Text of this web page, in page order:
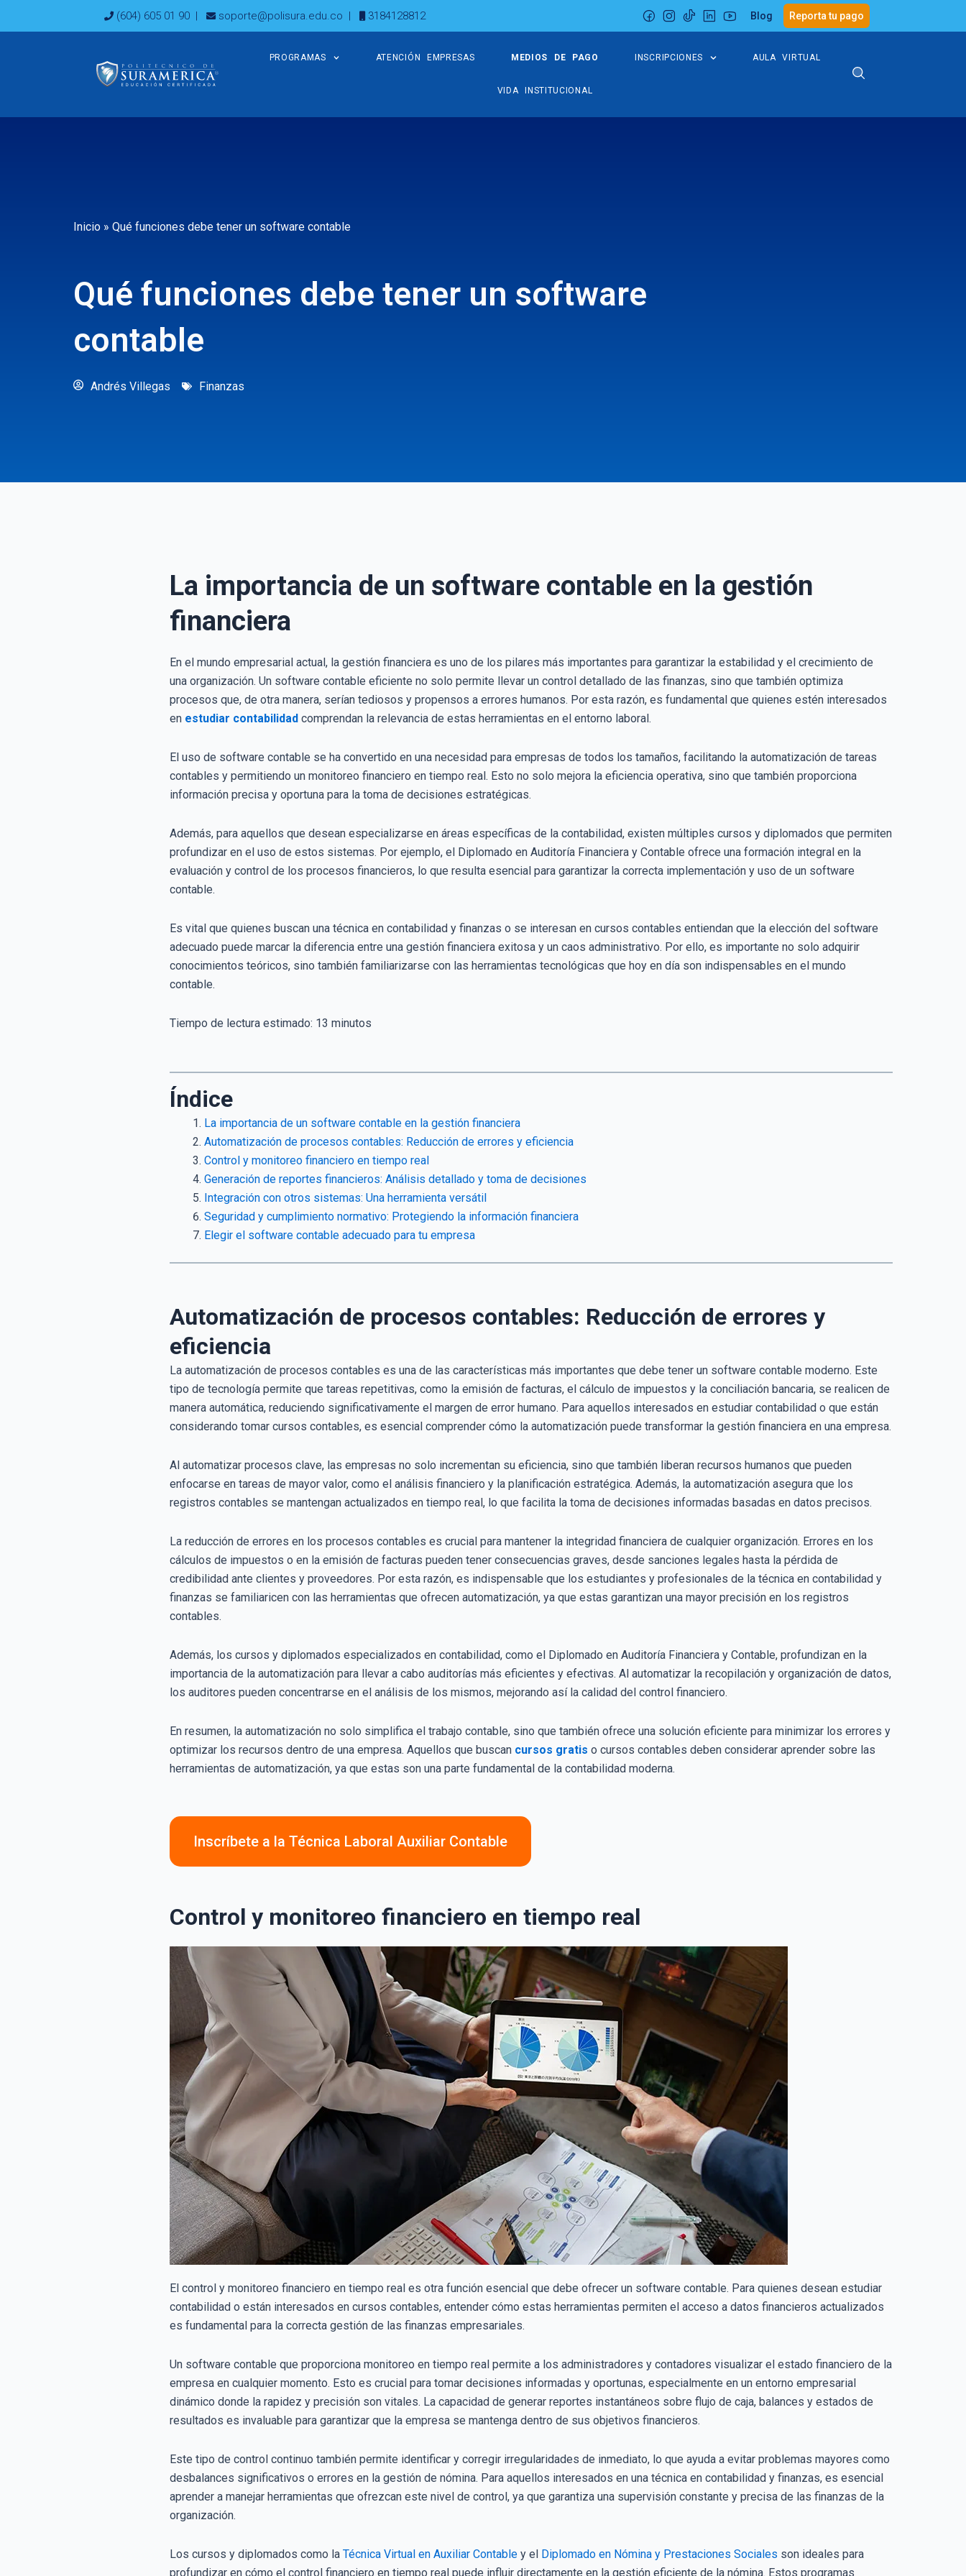
(604) 605 01 90 | soporte@polisura.edu.co | 3184128812 Blog Reporta tu pago
PROGRAMAS ATENCIÓN EMPRESAS MEDIOS DE PAGO INSCRIPCIONES AULA VIRTUAL
VIDA INSTITUCIONAL
Inicio » Qué funciones debe tener un software contable
Qué funciones debe tener un software
contable
Andrés Villegas Finanzas
La importancia de un software contable en la gestión
financiera
En el mundo empresarial actual, la gestión financiera es uno de los pilares más importantes para garantizar la estabilidad y el crecimiento de
una organización. Un software contable eficiente no solo permite llevar un control detallado de las finanzas, sino que también optimiza
procesos que, de otra manera, serían tediosos y propensos a errores humanos. Por esta razón, es fundamental que quienes estén interesados
en estudiar contabilidad comprendan la relevancia de estas herramientas en el entorno laboral.
El uso de software contable se ha convertido en una necesidad para empresas de todos los tamaños, facilitando la automatización de tareas
contables y permitiendo un monitoreo financiero en tiempo real. Esto no solo mejora la eficiencia operativa, sino que también proporciona
información precisa y oportuna para la toma de decisiones estratégicas.
Además, para aquellos que desean especializarse en áreas específicas de la contabilidad, existen múltiples cursos y diplomados que permiten
profundizar en el uso de estos sistemas. Por ejemplo, el Diplomado en Auditoría Financiera y Contable ofrece una formación integral en la
evaluación y control de los procesos financieros, lo que resulta esencial para garantizar la correcta implementación y uso de un software
contable.
Es vital que quienes buscan una técnica en contabilidad y finanzas o se interesan en cursos contables entiendan que la elección del software
adecuado puede marcar la diferencia entre una gestión financiera exitosa y un caos administrativo. Por ello, es importante no solo adquirir
conocimientos teóricos, sino también familiarizarse con las herramientas tecnológicas que hoy en día son indispensables en el mundo
contable.
Tiempo de lectura estimado: 13 minutos
Índice
La importancia de un software contable en la gestión financiera
Automatización de procesos contables: Reducción de errores y eficiencia
Control y monitoreo financiero en tiempo real
Generación de reportes financieros: Análisis detallado y toma de decisiones
Integración con otros sistemas: Una herramienta versátil
Seguridad y cumplimiento normativo: Protegiendo la información financiera
Elegir el software contable adecuado para tu empresa
Automatización de procesos contables: Reducción de errores y
eficiencia
La automatización de procesos contables es una de las características más importantes que debe tener un software contable moderno. Este
tipo de tecnología permite que tareas repetitivas, como la emisión de facturas, el cálculo de impuestos y la conciliación bancaria, se realicen de
manera automática, reduciendo significativamente el margen de error humano. Para aquellos interesados en estudiar contabilidad o que están
considerando tomar cursos contables, es esencial comprender cómo la automatización puede transformar la gestión financiera en una empresa.
Al automatizar procesos clave, las empresas no solo incrementan su eficiencia, sino que también liberan recursos humanos que pueden
enfocarse en tareas de mayor valor, como el análisis financiero y la planificación estratégica. Además, la automatización asegura que los
registros contables se mantengan actualizados en tiempo real, lo que facilita la toma de decisiones informadas basadas en datos precisos.
La reducción de errores en los procesos contables es crucial para mantener la integridad financiera de cualquier organización. Errores en los
cálculos de impuestos o en la emisión de facturas pueden tener consecuencias graves, desde sanciones legales hasta la pérdida de
credibilidad ante clientes y proveedores. Por esta razón, es indispensable que los estudiantes y profesionales de la técnica en contabilidad y
finanzas se familiaricen con las herramientas que ofrecen automatización, ya que estas garantizan una mayor precisión en los registros
contables.
Además, los cursos y diplomados especializados en contabilidad, como el Diplomado en Auditoría Financiera y Contable, profundizan en la
importancia de la automatización para llevar a cabo auditorías más eficientes y efectivas. Al automatizar la recopilación y organización de datos,
los auditores pueden concentrarse en el análisis de los mismos, mejorando así la calidad del control financiero.
En resumen, la automatización no solo simplifica el trabajo contable, sino que también ofrece una solución eficiente para minimizar los errores y
optimizar los recursos dentro de una empresa. Aquellos que buscan cursos gratis o cursos contables deben considerar aprender sobre las
herramientas de automatización, ya que estas son una parte fundamental de la contabilidad moderna.
Inscríbete a la Técnica Laboral Auxiliar Contable
Control y monitoreo financiero en tiempo real
El control y monitoreo financiero en tiempo real es otra función esencial que debe ofrecer un software contable. Para quienes desean estudiar
contabilidad o están interesados en cursos contables, entender cómo estas herramientas permiten el acceso a datos financieros actualizados
es fundamental para la correcta gestión de las finanzas empresariales.
Un software contable que proporciona monitoreo en tiempo real permite a los administradores y contadores visualizar el estado financiero de la
empresa en cualquier momento. Esto es crucial para tomar decisiones informadas y oportunas, especialmente en un entorno empresarial
dinámico donde la rapidez y precisión son vitales. La capacidad de generar reportes instantáneos sobre flujo de caja, balances y estados de
resultados es invaluable para garantizar que la empresa se mantenga dentro de sus objetivos financieros.
Este tipo de control continuo también permite identificar y corregir irregularidades de inmediato, lo que ayuda a evitar problemas mayores como
desbalances significativos o errores en la gestión de nómina. Para aquellos interesados en una técnica en contabilidad y finanzas, es esencial
aprender a manejar herramientas que ofrezcan este nivel de control, ya que garantiza una supervisión constante y precisa de las finanzas de la
organización.
Los cursos y diplomados como la Técnica Virtual en Auxiliar Contable y el Diplomado en Nómina y Prestaciones Sociales son ideales para
profundizar en cómo el control financiero en tiempo real puede influir directamente en la gestión eficiente de la nómina. Estos programas